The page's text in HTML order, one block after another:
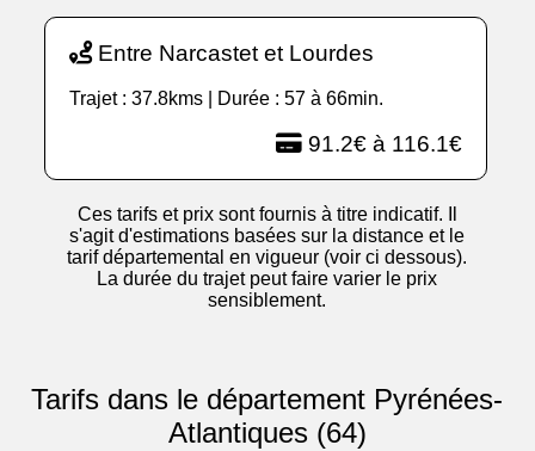
Entre Narcastet et Lourdes
Trajet : 37.8kms | Durée : 57 à 66min.
91.2€ à 116.1€
Ces tarifs et prix sont fournis à titre indicatif. Il
s'agit d'estimations basées sur la distance et le
tarif départemental en vigueur (voir ci dessous).
La durée du trajet peut faire varier le prix
sensiblement.
Tarifs dans le département Pyrénées-
Atlantiques (64)